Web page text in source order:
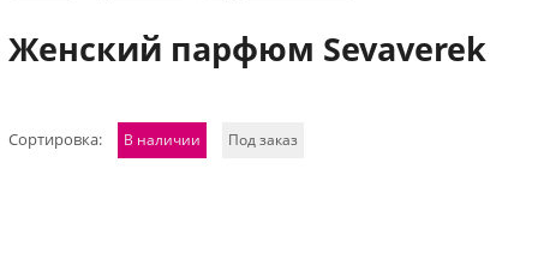
Женский парфюм Sevaverek
Сортировка: В наличии Под заказ